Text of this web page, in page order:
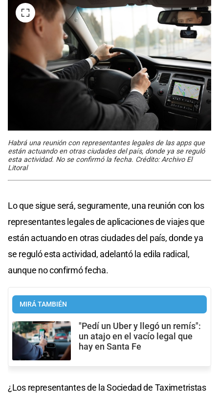
Habrá una reunión con representantes legales de las apps que
están actuando en otras ciudades del país, donde ya se reguló
esta actividad. No se confirmó la fecha. Crédito: Archivo El
Litoral
Lo que sigue será, seguramente, una reunión con los
representantes legales de aplicaciones de viajes que
están actuando en otras ciudades del país, donde ya
se reguló esta actividad, adelantó la edila radical,
aunque no confirmó fecha.
MIRÁ TAMBIÉN
"Pedí un Uber y llegó un remís":
un atajo en el vacío legal que
hay en Santa Fe
¿Los representantes de la Sociedad de Taximetristas